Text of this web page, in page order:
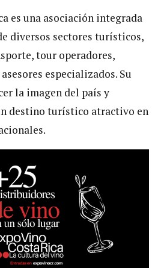
es una asociación integrada
diversos sectores turísticos,
tour operadores,
especializados. Su
la imagen del país y
destino turístico atractivo en